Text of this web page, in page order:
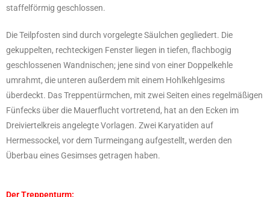
staffelförmig geschlossen.
Die Teilpfosten sind durch vorgelegte Säulchen gegliedert. Die
gekuppelten, rechteckigen Fenster liegen in tiefen, flachbogig
geschlossenen Wandnischen; jene sind von einer Doppelkehle
umrahmt, die unteren außerdem mit einem Hohlkehlgesims
überdeckt. Das Treppentürmchen, mit zwei Seiten eines regelmäßigen
Fünfecks über die Mauerflucht vortretend, hat an den Ecken im
Dreiviertelkreis angelegte Vorlagen. Zwei Karyatiden auf
Hermessockel, vor dem Turmeingang aufgestellt, werden den
Überbau eines Gesimses getragen haben.
Der Treppenturm: